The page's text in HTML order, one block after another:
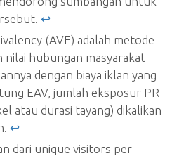
↩︎
(AVE) adalah metode
hubungan masyarakat
dengan biaya iklan yang
EAV, jumlah eksposur PR
atau durasi tayang) dikalikan
↩︎
dari unique visitors per